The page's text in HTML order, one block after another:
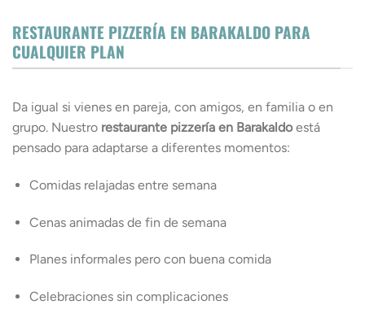
RESTAURANTE PIZZERÍA EN BARAKALDO PARA
CUALQUIER PLAN
Da igual si vienes en pareja, con amigos, en familia o en
grupo. Nuestro restaurante pizzería en Barakaldoestá
pensado para adaptarse a diferentes momentos:
Comidas relajadas entre semana
Cenas animadas de fin de semana
Planes informales pero con buena comida
Celebraciones sin complicaciones